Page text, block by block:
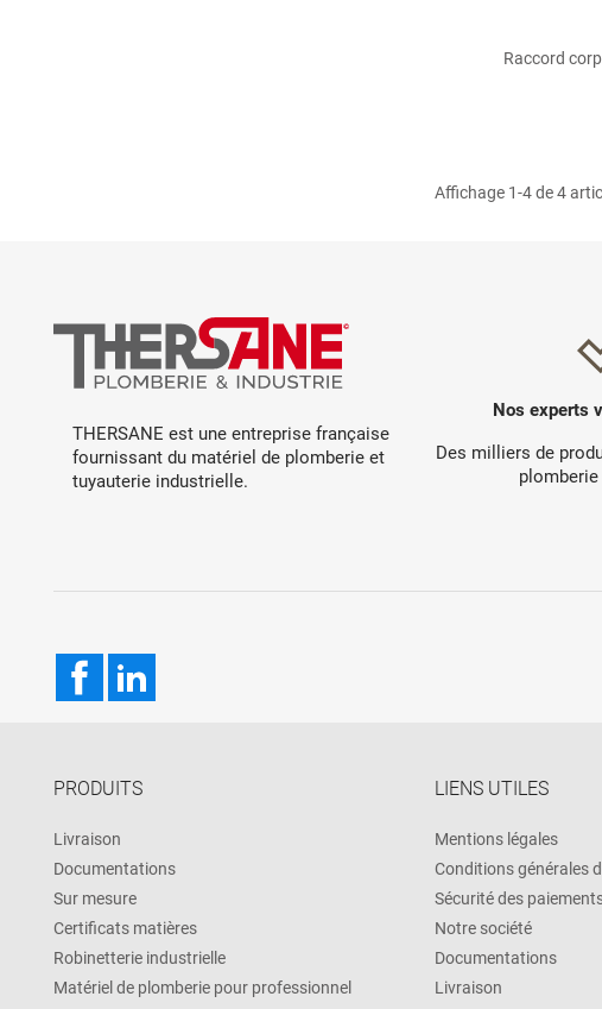
Raccord
Affichage 1-4 de 4
THERSANE est une entreprise française
fournissant du matériel de plomberie et
tuyauterie industrielle.
Nos experts
Des milliers de
Facebook
PRODUITS
Livraison
Documentations
Sur mesure
Certificats matières
Robinetterie industrielle
Matériel de plomberie pour professionnel
LIENS UTILES
Mentions légales
Conditions générales
Sécurité des
Notre société
Documentations
Livraison